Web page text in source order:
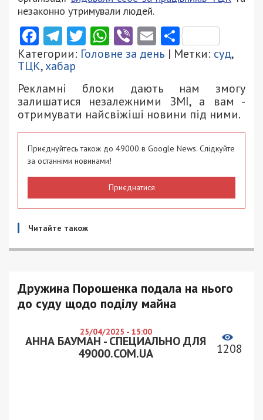
незаконно утримували людей.
Facebook
Telegram
Twitter
WhatsApp
ViberEmail
Категории: Головне за день | Метки: суд,
ТЦК,хабар
Рекламні блоки дають нам змогу
залишатися незалежними ЗМІ, а вам -
отримувати найсвіжіші новини під ними.
Приєднуйтесь також до 49000 в Google News. Слідкуйте
за останніми новинами!
Приєднатися
Читайте також
Дружина Порошенка подала на нього
до суду щодо поділу майна
25/04/2025 - 15:00
АННА БАУМАН - СПЕЦИАЛЬНО ДЛЯ
49000.COM.UA
1208